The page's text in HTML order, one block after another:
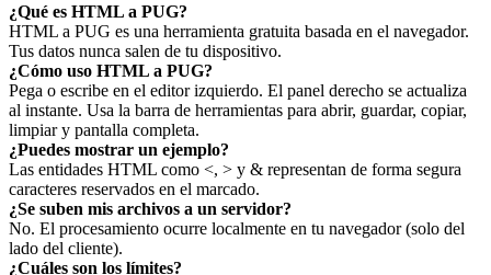
¿Qué es HTML a PUG?
HTML a PUG es una herramienta gratuita basada en el navegador.
Tus datos nunca salen de tu dispositivo.
¿Cómo uso HTML a PUG?
Pega o escribe en el editor izquierdo. El panel derecho se actualiza
al instante. Usa la barra de herramientas para abrir, guardar, copiar,
limpiar y pantalla completa.
¿Puedes mostrar un ejemplo?
Las entidades HTML como <, > y & representan de forma segura
caracteres reservados en el marcado.
¿Se suben mis archivos a un servidor?
No. El procesamiento ocurre localmente en tu navegador (solo del
lado del cliente).
¿Cuáles son los límites?